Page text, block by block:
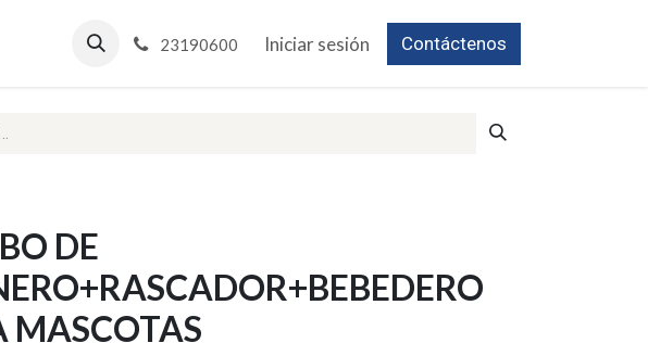
Reportes Web 23190600 Iniciar sesión Contáctenos
DE
MASCOTAS